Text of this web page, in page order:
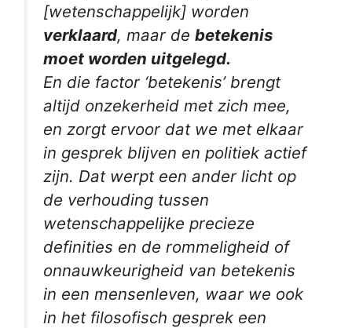
[wetenschappelijk] worden
verklaard, maar de betekenis
moet worden uitgelegd.
En die factor ‘betekenis’ brengt
altijd onzekerheid met zich mee,
en zorgt ervoor dat we met elkaar
in gesprek blijven en politiek actief
zijn. Dat werpt een ander licht op
de verhouding tussen
wetenschappelijke precieze
definities en de rommeligheid of
onnauwkeurigheid van betekenis
in een mensenleven, waar we ook
in het filosofisch gesprek een